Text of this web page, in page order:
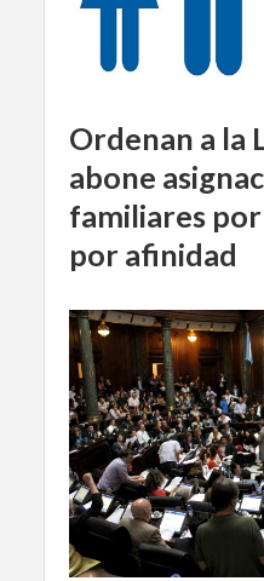
Ordenan a la
abone
familiares
por afinidad